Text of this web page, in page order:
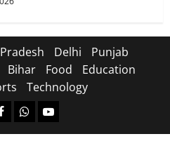
Delhi
Punjab
Bihar Food
Education
Technology
x.comhttps:/whatsapp.com/
Youtube.com